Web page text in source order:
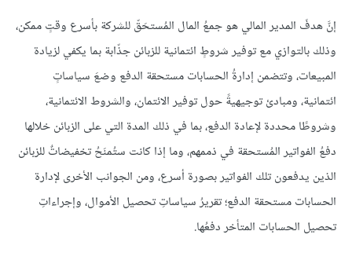
إنَّ هدفَ المدير المالي هو جمعُ المال المُستحَقّ للشركة بأسرع وقتٍ ممكن،
وذلك بالتوازي مع توفير شروطٍ ائتمانية للزبائن جذّابة بما يكفي لزيادة
المبيعات، وتتضمن إدارةُ الحسابات مستحقة الدفع وضعَ سياساتٍ
ائتمانية، ومبادئ توجيهيةً حول توفير الائتمان، والشروط الائتمانية،
وشروطًا محددة لإعادة الدفع، بما في ذلك المدة التي على الزبائن خلالها
دفعُ الفواتير المُستحقة في ذممهم، وما إذا كانت ستُمنَحُ تخفيضاتٌ للزبائن
الذين يدفعون تلك الفواتير بصورة أسرع، ومن الجوانب الأخرى لإدارة
الحسابات مستحقة الدفع؛ تقريرُ سياساتِ تحصيل الأموال، وإجراءاتِ
تحصيل الحسابات المتأخر دفعُها.